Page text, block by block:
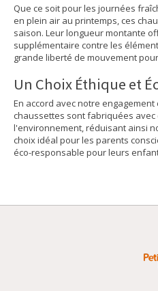
Que ce soit pour les journées
en plein air au printemps, ces
saison. Leur longueur montante
supplémentaire contre les
grande liberté de mouvement
Un Choix Éthique et
En accord avec notre
chaussettes sont fabriquées
l'environnement, réduisant ainsi
choix idéal pour les parents
éco-responsable pour leurs